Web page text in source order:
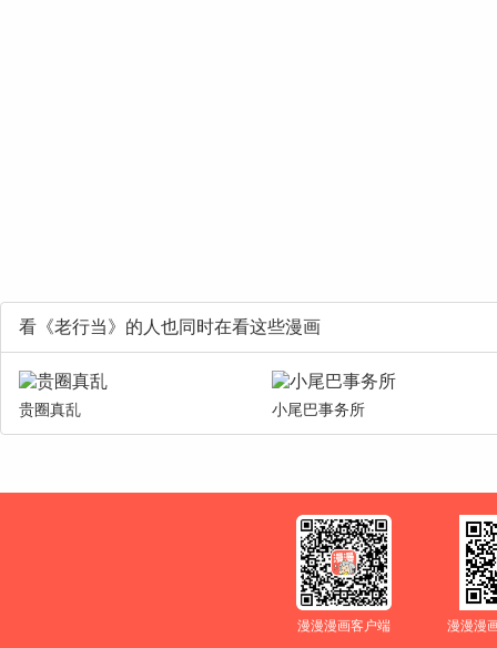
看《老行当》的人也同时在看这些漫画
贵圈真乱 小尾巴事务所
漫漫漫画客户端 漫漫漫